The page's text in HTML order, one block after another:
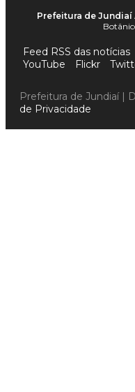
Prefeitura de Jundiaí
Feed RSS das notícias
YouTube
Flickr
Prefeitura de Jundiaí |
de Privacidade